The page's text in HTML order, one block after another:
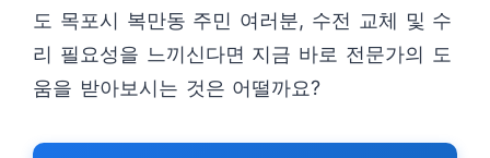
도 목포시 복만동 주민 여러분, 수전 교체 및 수
리 필요성을 느끼신다면 지금 바로 전문가의 도
움을 받아보시는 것은 어떨까요?